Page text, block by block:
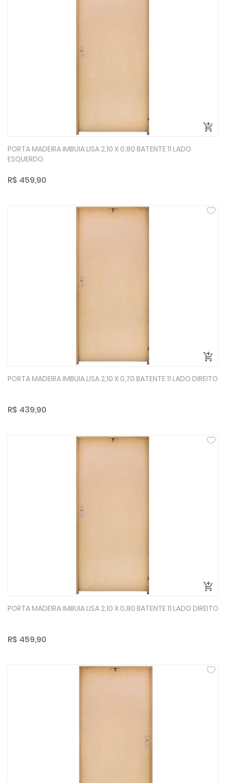
PORTA MADEIRA IMBUIA LISA 2,10 X 0,80 BATENTE 11 LADO
ESQUERDO
R$ 459,90
PORTA MADEIRA IMBUIA LISA 2,10 X 0,70 BATENTE 11 LADO DIREITO
R$ 439,90
PORTA MADEIRA IMBUIA LISA 2,10 X 0,80 BATENTE 11 LADO DIREITO
R$ 459,90